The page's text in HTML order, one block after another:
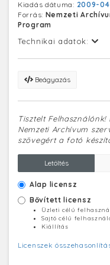
Kiadás dátuma: 2009-
Forrás: Nemzeti
Program
Technikai adatok:
Beágyazás
Tisztelt
Nemzeti Archívum
szövegért a fotó
Letöltés
Alap licensz
Bővített licensz
Üzleti célú
Sajtó célú
Kiállítás
Licenszek